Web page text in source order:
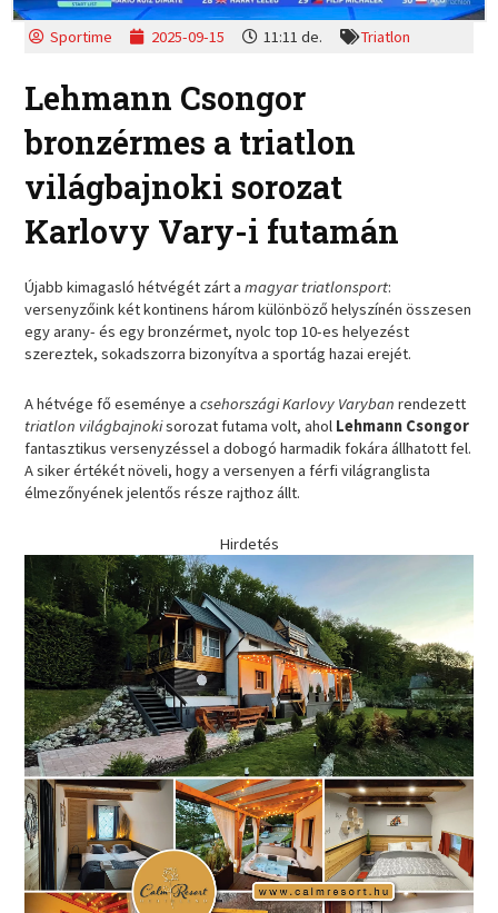
Sportime 2025-09-15 11:11 de. Triatlon
Lehmann Csongor
bronzérmes a triatlon
világbajnoki sorozat
Karlovy Vary-i futamán
Újabb kimagasló hétvégét zárt amagyar triatlonsport:
versenyzőink két kontinens három különböző helyszínén összesen
egy arany- és egy bronzérmet, nyolc top 10-es helyezést
szereztek, sokadszorra bizonyítva a sportág hazai erejét.
A hétvége fő eseménye acsehországi Karlovy Varyban rendezett
triatlon világbajnokisorozat futama volt, ahol Lehmann Csongor
fantasztikus versenyzéssel a dobogó harmadik fokára állhatott fel.
A siker értékét növeli, hogy a versenyen a férfi világranglista
élmezőnyének jelentős része rajthoz állt.
Hirdetés